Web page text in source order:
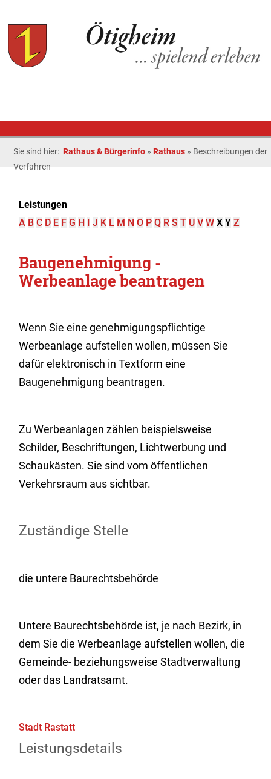
Sie sind hier: Rathaus & Bürgerinfo » Rathaus » Beschreibungen der
Verfahren
Leistungen
A B C D E F G H I J K L M N O P Q R S T U V W X Y Z
Baugenehmigung -
Werbeanlage beantragen
Wenn Sie eine genehmigungspflichtige
Werbeanlage aufstellen wollen, müssen Sie
dafür elektronisch in Textform eine
Baugenehmigung beantragen.
Zu Werbeanlagen zählen beispielsweise
Schilder, Beschriftungen, Lichtwerbung und
Schaukästen. Sie sind vom öffentlichen
Verkehrsraum aus sichtbar.
Zuständige Stelle
die untere Baurechtsbehörde
Untere Baurechtsbehörde ist, je nach Bezirk, in
dem Sie die Werbeanlage aufstellen wollen, die
Gemeinde- beziehungsweise Stadtverwaltung
oder das Landratsamt.
Stadt Rastatt
Leistungsdetails